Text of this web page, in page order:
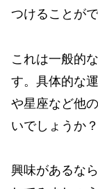
つけることがで
これは一般的
す。具体的な
や星座など他
いでしょうか？
興味があるな